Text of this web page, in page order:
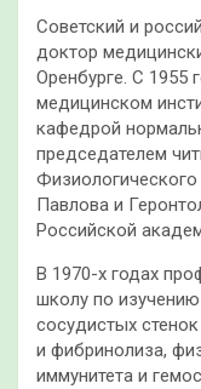
Советский и
доктор
Оренбурге. С 1955
медицинском
кафедрой
председателем
Павлова и
Российской
В 1970-х годах
школу по
сосудистых
и фибринолиза,
иммунитета и